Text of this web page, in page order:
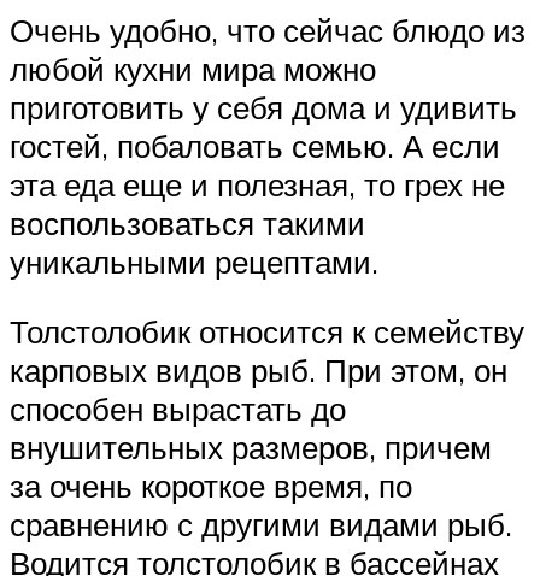
Очень удобно, что сейчас блюдо из
любой кухни мира можно
приготовить у себя дома и удивить
гостей, побаловать семью. А если
эта еда еще и полезная, то грех не
воспользоваться такими
уникальными рецептами.
Толстолобик относится к семейству
карповых видов рыб. При этом, он
способен вырастать до
внушительных размеров, причем
за очень короткое время, по
сравнению с другими видами рыб.
Водится толстолобик в бассейнах